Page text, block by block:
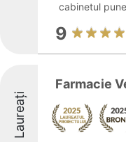
cabinetul
9
Laureați
Farmacie